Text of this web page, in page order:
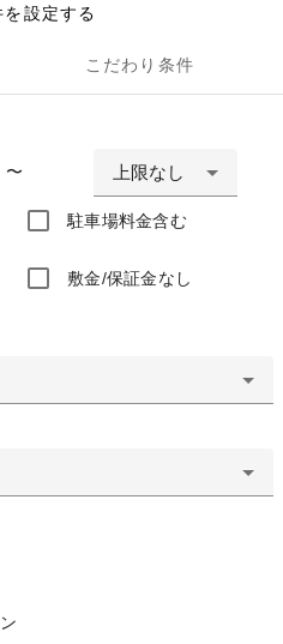
設定する
こだわり条件
〜 上限なし
駐車場料金含む
敷金/保証金なし